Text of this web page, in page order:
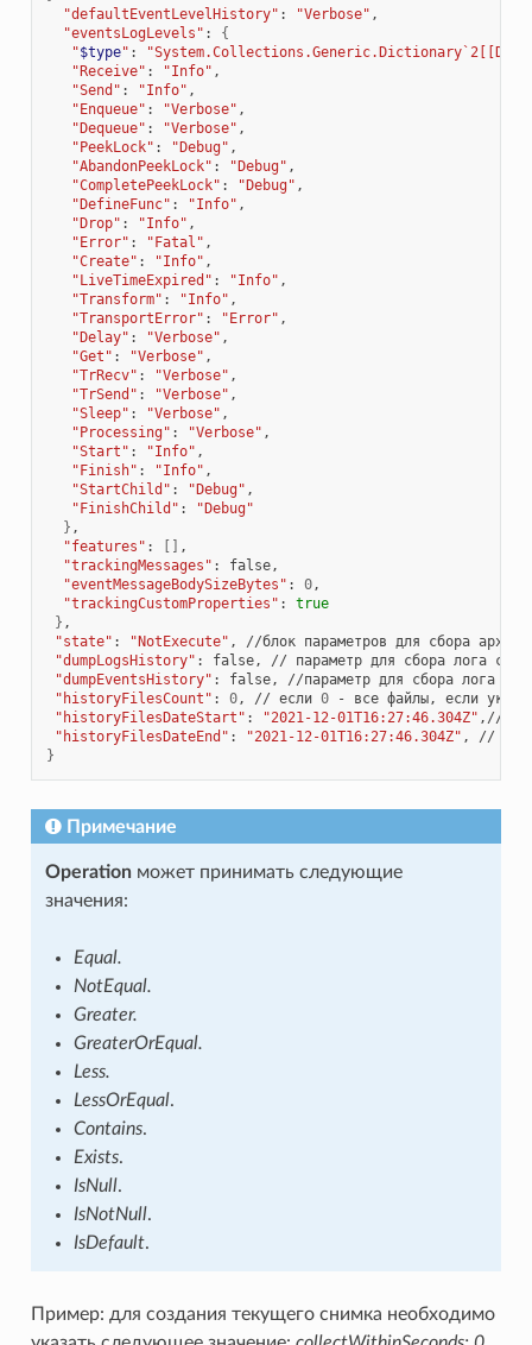
"defaultEventLevelHistory" : "Verbose"
"eventsLogLevels" :
{
"$type" :
"Receive" : "Info"
"Send" : "Info"
"Enqueue" : "Verbose"
"Dequeue" : "Verbose"
"PeekLock" : "Debug"
"AbandonPeekLock" : "Debug"
"CompletePeekLock" : "Debug"
"DefineFunc" : "Info"
"Drop" : "Info"
"Error" : "Fatal"
"Create" : "Info"
"LiveTimeExpired" : "Info"
"Transform" : "Info"
"TransportError" : "Error"
"Delay" : "Verbose"
"Get" : "Verbose"
"TrRecv" : "Verbose"
"TrSend" : "Verbose"
"Sleep" : "Verbose"
"Processing" : "Verbose"
"Start" : "Info"
"Finish" : "Info"
"StartChild" : "Debug"
"FinishChild" :
"Debug"
}
"features" :
"trackingMessages" :
"eventMessageBodySizeBytes" : 0
"trackingCustomProperties" :
true
}
"state" : "NotExecute" , //блок параметров для сбора
"dumpLogsHistory" : false, // параметр для сбора лога
"dumpEventsHistory" : false, //параметр для сбора лога
"historyFilesCount" : 0, // если 0 - все файлы, если
"historyFilesDateStart" : "2021-12-01T16:27:46.304Z" ,//
"historyFilesDateEnd" : "2021-12-01T16:27:46.304Z" , //
}
Примечание
Operationможет принимать следующие
значения:
Equal.
NotEqual.
Greater.
GreaterOrEqual.
Less.
LessOrEqual.
Contains.
Exists.
IsNull.
IsNotNull.
IsDefault.
Пример: для создания текущего снимка необходимо